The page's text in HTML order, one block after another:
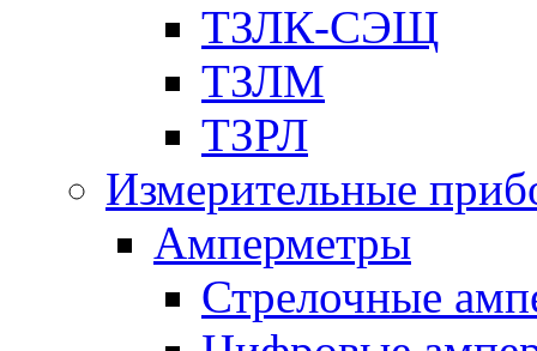
ТЗЛК-СЭЩ
ТЗЛМ
ТЗРЛ
Измерительные
Амперметры
Стрелочные